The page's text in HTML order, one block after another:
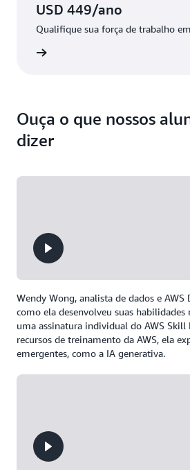
USD 449/ano
Qualifique sua força de trabalho
Ouça o que nossos
dizer
Wendy Wong, analista de dados e
como ela desenvolveu suas habilidades
uma assinatura individual do AWS Skill
recursos de treinamento da AWS, ela
emergentes, como a IA generativa.